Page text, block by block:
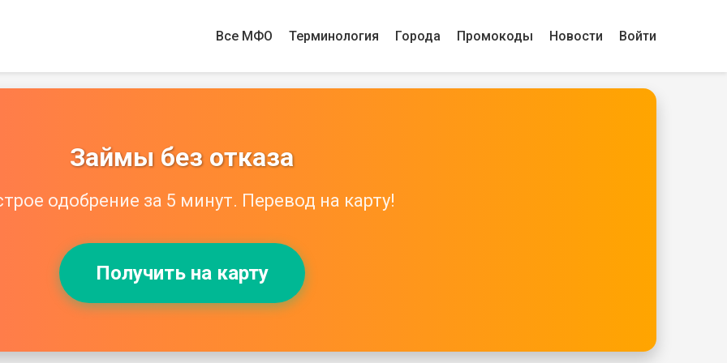
Все МФО Терминология Города Промокоды Новости Войти
Займы без отказа
одобрение за 5 минут. Перевод на карту!
Получить на карту